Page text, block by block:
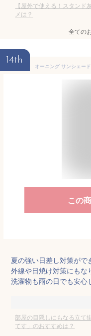
【屋外で使える！スタン
メは？
全ての
14th
この
夏の強い日差し対策が
外線や日焼け対策にも
洗濯物も雨の日でも安心
部屋の目隠しにもなる立て
てす」のおすすめは？